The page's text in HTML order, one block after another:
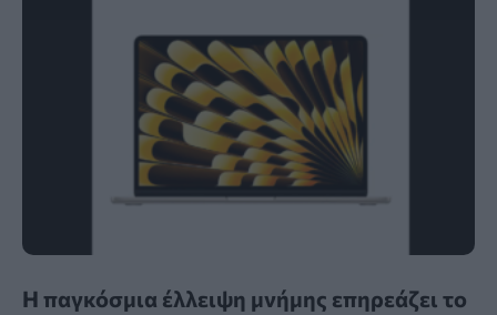
Η παγκόσμια έλλειψη μνήμης επηρεάζει το